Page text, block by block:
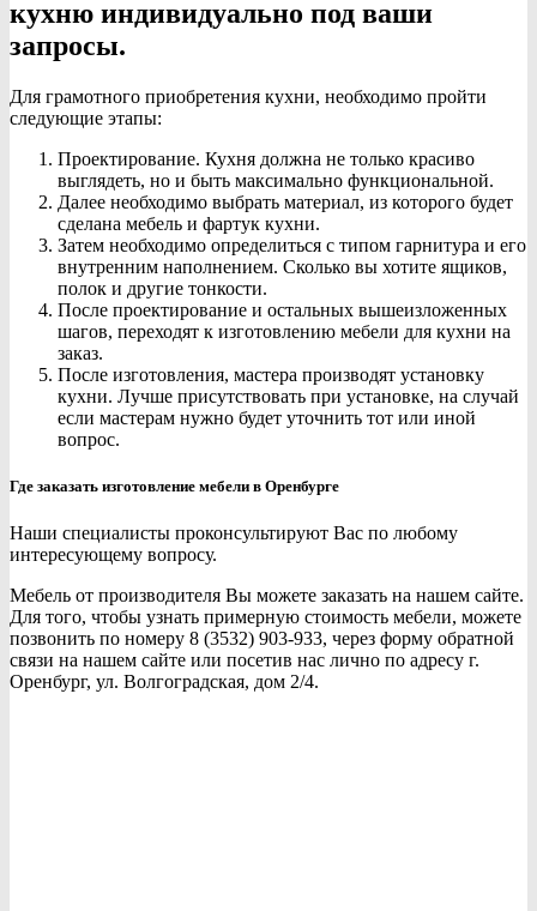
кухню индивидуально под ваши
запросы.
Для грамотного приобретения кухни, необходимо пройти
следующие этапы:
Проектирование. Кухня должна не только красиво
выглядеть, но и быть максимально функциональной.
Далее необходимо выбрать материал, из которого будет
сделана мебель и фартук кухни.
Затем необходимо определиться с типом гарнитура и его
внутренним наполнением. Сколько вы хотите ящиков,
полок и другие тонкости.
После проектирование и остальных вышеизложенных
шагов, переходят к изготовлению мебели для кухни на
заказ.
После изготовления, мастера производят установку
кухни. Лучше присутствовать при установке, на случай
если мастерам нужно будет уточнить тот или иной
вопрос.
Где заказать изготовление мебели в Оренбурге
Наши специалисты проконсультируют Вас по любому
интересующему вопросу.
Мебель от производителя Вы можете заказать на нашем сайте.
Для того, чтобы узнать примерную стоимость мебели, можете
позвонить по номеру 8 (3532) 903-933, через форму обратной
связи на нашем сайте или посетив нас лично по адресу г.
Оренбург, ул. Волгоградская, дом 2/4.